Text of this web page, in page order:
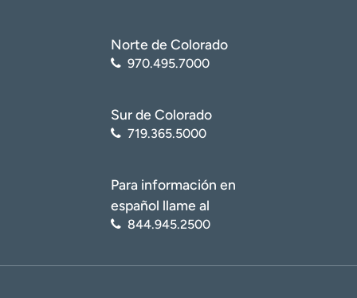
Norte de Colorado
970.495.7000
Sur de Colorado
719.365.5000
Para información en
español llame al
844.945.2500